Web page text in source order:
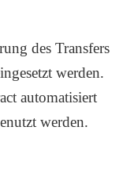
des Transfers
werden.
automatisiert
werden.